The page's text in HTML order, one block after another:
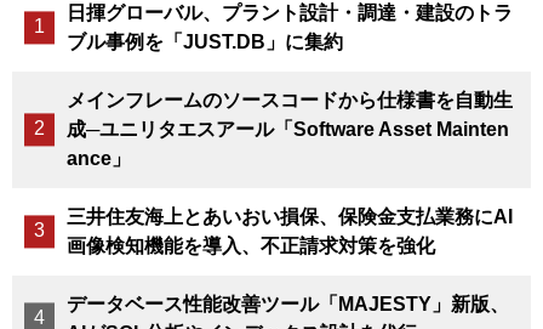
日揮グローバル、プラント設計・調達・建設のトラ
ブル事例を「JUST.DB」に集約
メインフレームのソースコードから仕様書を自動生
成─ユニリタエスアール「Software Asset Mainten
ance」
三井住友海上とあいおい損保、保険金支払業務にAI
画像検知機能を導入、不正請求対策を強化
データベース性能改善ツール「MAJESTY」新版、